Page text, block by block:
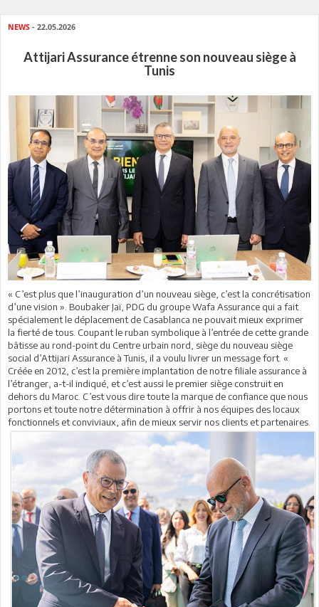
NEWS - 22.05.2026
Attijari Assurance étrenne son nouveau siège à
Tunis
« C’est plus que l’inauguration d’un nouveau siège, c’est la concrétisation
d’une vision ». Boubaker Jaï, PDG du groupe Wafa Assurance qui a fait
spécialement le déplacement de Casablanca ne pouvait mieux exprimer
la fierté de tous. Coupant le ruban symbolique à l’entrée de cette grande
bâtisse au rond-point du Centre urbain nord, siège du nouveau siège
social d’Attijari Assurance à Tunis, il a voulu livrer un message fort. «
Créée en 2012, c’est la première implantation de notre filiale assurance à
l’étranger, a-t-il indiqué, et c’est aussi le premier siège construit en
dehors du Maroc. C’est vous dire toute la marque de confiance que nous
portons et toute notre détermination à offrir à nos équipes des locaux
fonctionnels et conviviaux, afin de mieux servir nos clients et partenaires.